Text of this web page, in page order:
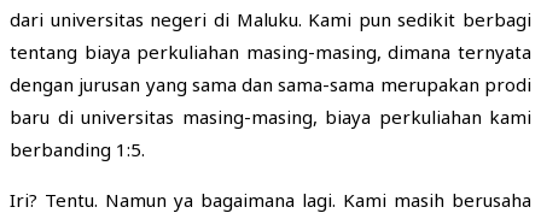
dari universitas negeri di Maluku. Kami pun sedikit berbagi
tentang biaya perkuliahan masing-masing, dimana ternyata
dengan jurusan yang sama dan sama-sama merupakan prodi
baru di universitas masing-masing, biaya perkuliahan kami
berbanding 1:5.
Iri? Tentu. Namun ya bagaimana lagi. Kami masih berusaha